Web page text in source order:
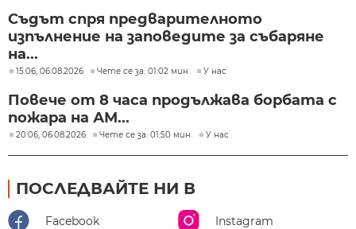
Съдът спря предварителното
изпълнение на заповедите за събаряне
на...
15:06, 06.08.2026 Чете се за: 01:02 мин. У нас
Повече от 8 часа продължава борбата с
пожара на АМ...
20:06, 06.08.2026 Чете се за: 01:50 мин. У нас
ПОСЛЕДВАЙТЕ НИ В
Facebook Instagram